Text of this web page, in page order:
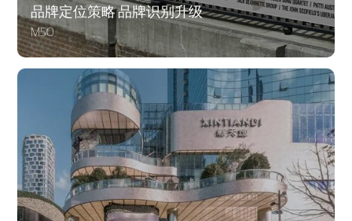
品牌定位策略 品牌识别升级
M50